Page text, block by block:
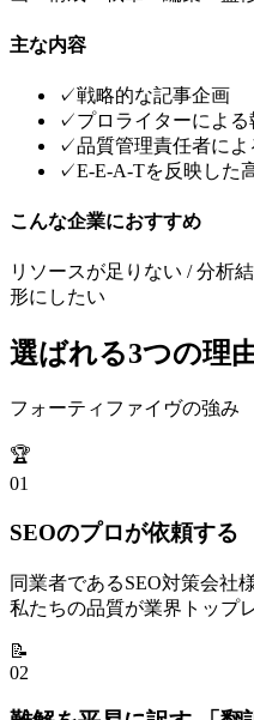
主な内容
✓戦略的な記事企画
✓プロライターによる
✓品質管理責任者に
✓E-E-A-Tを反映した
こんな企業におすすめ
リソースが足りない / 分析
形にしたい
選ばれる3つの理
フォーティファイヴの強み
🏆
01
SEOのプロが依頼する
同業者であるSEO対策会社
私たちの品質が業界トップ
📝
02